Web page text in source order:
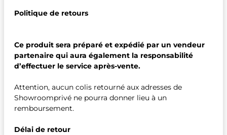
Politique de retours
Ce produit sera préparé et expédié par un vendeur
partenaire qui aura également la responsabilité
d’effectuer le service après-vente.
Attention, aucun colis retourné aux adresses de
Showroomprivé ne pourra donner lieu à un
remboursement.
Délai de retour